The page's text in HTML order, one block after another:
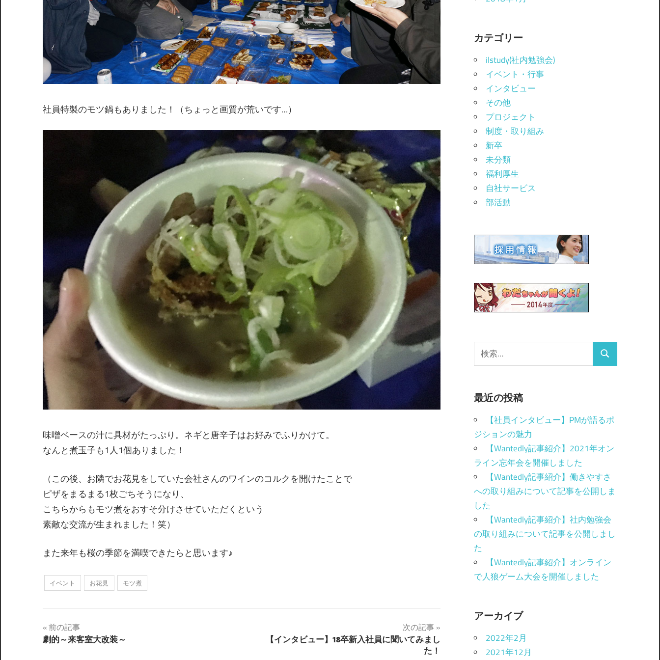
社員特製のモツ鍋もありました！（ちょっと画質が荒いです…）
味噌ベースの汁に具材がたっぷり。ネギと唐辛子はお好みでふりかけて。
なんと煮玉子も1人1個ありました！
（この後、お隣でお花見をしていた会社さんのワインのコルクを開けたことで
ピザをまるまる1枚ごちそうになり、
こちらからもモツ煮をおすそ分けさせていただくという
素敵な交流が生まれました！笑）
また来年も桜の季節を満喫できたらと思います♪
イベント お花見 モツ煮
前の記事
劇的～来客室大改装～
次の記事
【インタビュー】18卒新入社員に聞いてみまし
た！
カテゴリー
ilstudy(社内勉強会)
イベント・行事
インタビュー
その他
プロジェクト
制度・取り組み
新卒
未分類
福利厚生
自社サービス
部活動
最近の投稿
【社員インタビュー】PMが語るポ
ジションの魅力
【Wantedly記事紹介】2021年オン
ライン忘年会を開催しました
【Wantedly記事紹介】働きやすさ
への取り組みについて記事を公開しま
した
【Wantedly記事紹介】社内勉強会
の取り組みについて記事を公開しまし
た
【Wantedly記事紹介】オンライン
で人狼ゲーム大会を開催しました
アーカイブ
2022年2月
2021年12月